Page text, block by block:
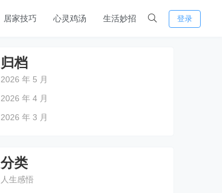
居家技巧 心灵鸡汤 生活妙招 登录
归档
2026 年 5 月
2026 年 4 月
2026 年 3 月
分类
人生感悟